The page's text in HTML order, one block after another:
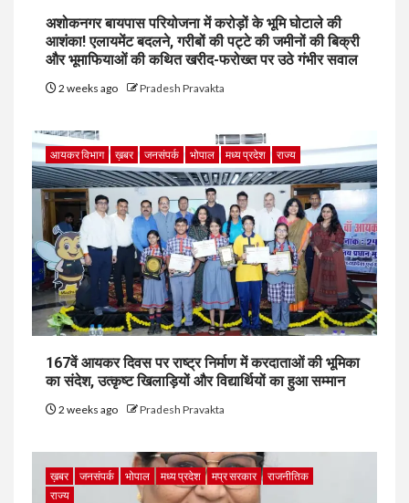
अशोकनगर बायपास परियोजना में करोड़ों के भूमि घोटाले की
आशंका! एलायमेंट बदलने, गरीबों की पट्टे की जमीनों की बिक्री
और भूमाफियाओं की कथित खरीद-फरोख्त पर उठे गंभीर सवाल
2 weeks ago Pradesh Pravakta
आयकर विभाग ख़बर जनसंपर्क भोपाल मध्य प्रदेश राज्य
167वें आयकर दिवस पर राष्ट्र निर्माण में करदाताओं की भूमिका
का संदेश, उत्कृष्ट खिलाड़ियों और विद्यार्थियों का हुआ सम्मान
2 weeks ago Pradesh Pravakta
ख़बर जनसंपर्क भोपाल मध्य प्रदेश मप्र सरकार
राजनीतिक
राज्य